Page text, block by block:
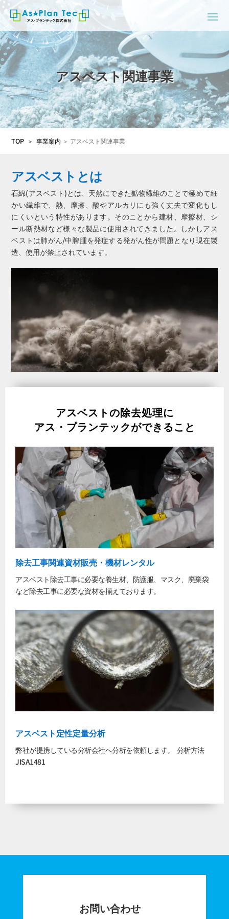
アスベスト関連事業
TOP ＞ 事業案内 ＞ アスベスト関連事業
アスベストとは
石綿(アスベスト)とは、天然にできた鉱物繊維のことで極めて細
かい繊維で、熱、摩擦、酸やアルカリにも強く丈夫で変化もし
にくいという特性があります。そのことから建材、摩擦材、シ
ール断熱材など様々な製品に使用されてきました。しかしアス
ベストは肺がん/中脾腫を発症する発がん性が問題となり現在製
造、使用が禁止されています。
アスベストの除去処理に
アス・プランテックができること
除去工事関連資材販売・機材レンタル
アスベスト除去工事に必要な養生材、防護服、マスク、廃棄袋
など除去工事に必要な資材を揃えております。
アスベスト定性定量分析
弊社が提携している分析会社へ分析を依頼します。 分析方法
JISA1481
お問い合わせ